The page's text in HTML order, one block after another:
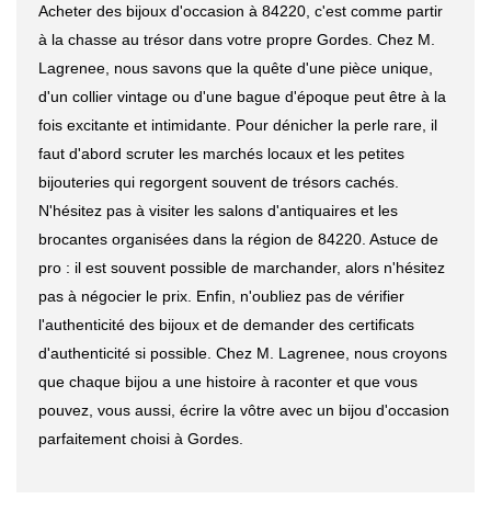
Acheter des bijoux d'occasion à 84220, c'est comme partir
à la chasse au trésor dans votre propre Gordes. Chez M.
Lagrenee, nous savons que la quête d'une pièce unique,
d'un collier vintage ou d'une bague d'époque peut être à la
fois excitante et intimidante. Pour dénicher la perle rare, il
faut d'abord scruter les marchés locaux et les petites
bijouteries qui regorgent souvent de trésors cachés.
N'hésitez pas à visiter les salons d'antiquaires et les
brocantes organisées dans la région de 84220. Astuce de
pro : il est souvent possible de marchander, alors n'hésitez
pas à négocier le prix. Enfin, n'oubliez pas de vérifier
l'authenticité des bijoux et de demander des certificats
d'authenticité si possible. Chez M. Lagrenee, nous croyons
que chaque bijou a une histoire à raconter et que vous
pouvez, vous aussi, écrire la vôtre avec un bijou d'occasion
parfaitement choisi à Gordes.